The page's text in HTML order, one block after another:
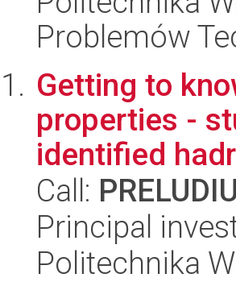
Problemów
Getting to
properties -
identified
Call:
Principal
Politechnika